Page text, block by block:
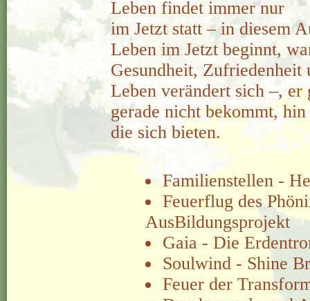
Leben findet immer nur
im Jetzt statt – in diesem
Leben im Jetzt beginnt,
Gesundheit,
Leben verändert sich –, er
gerade nicht bekommt,
die sich bieten.
Familienstellen -
Feuerflug des
AusBildungsprojekt
Gaia - Die
Soulwind - Shine
Feuer der